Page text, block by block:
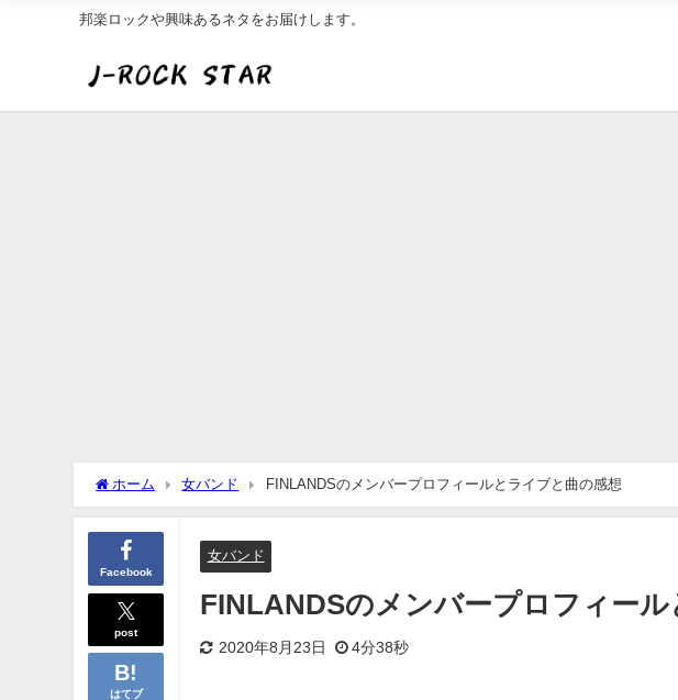
邦楽ロックや興味あるネタをお届けします。
ホーム 女バンド FINLANDSのメンバープロフィールとライブと曲の感想
Facebook
post
はてブ
女バンド
FINLANDSのメンバープロフィー
2020年8月23日 4分38秒